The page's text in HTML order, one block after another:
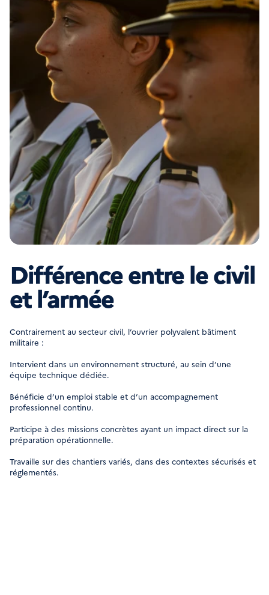
Différence entre le civil
et l’armée
Contrairement au secteur civil, l’ouvrier polyvalent bâtiment
militaire :
Intervient dans un environnement structuré, au sein d’une
équipe technique dédiée.
Bénéficie d’un emploi stable et d’un accompagnement
professionnel continu.
Participe à des missions concrètes ayant un impact direct sur la
préparation opérationnelle.
Travaille sur des chantiers variés, dans des contextes sécurisés et
réglementés.